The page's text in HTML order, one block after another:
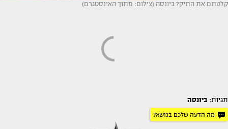
קלטתם את התיק? ביונסה (צילום: מתוך האינסטגרם)
תגיות: ביונסה
מה הדעה שלכם בנושא?